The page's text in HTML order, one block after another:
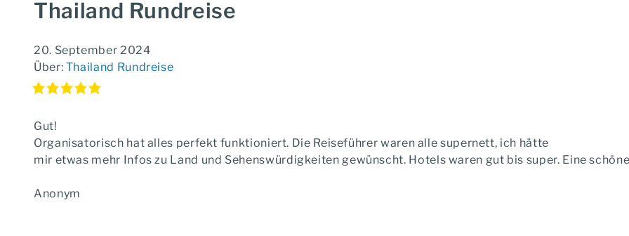
Thailand Rundreise
20. September 2024
Über: Thailand Rundreise
Gut!
Organisatorisch hat alles perfekt funktioniert. Die Reiseführer waren alle supernett, ich hätte
mir etwas mehr Infos zu Land und Sehenswürdigkeiten gewünscht. Hotels waren gut bis super. Eine
Anonym